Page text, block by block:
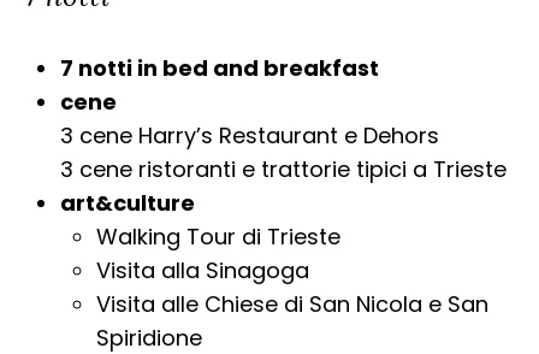
7 notti in bed and breakfast
cene
3 cene Harry’s Restaurant e Dehors
3 cene ristoranti e trattorie tipici a Trieste
art&culture
Walking Tour di Trieste
Visita alla Sinagoga
Visita alle Chiese di San Nicola e San
Spiridione